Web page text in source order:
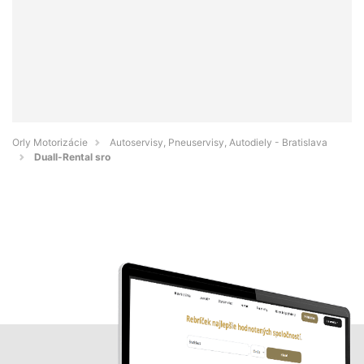
Orly Motorizácie
Autoservisy, Pneuservisy, Autodiely - Bratislava
Duall-Rental sro